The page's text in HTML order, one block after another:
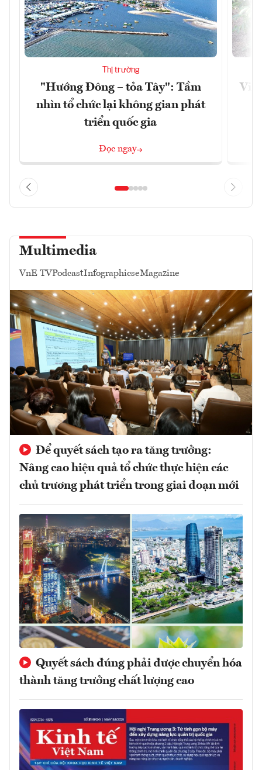
Thị trường
"Hướng Đông – tỏa Tây": Tầm
nhìn tổ chức lại không gian phát
triển quốc gia
Đọc ngay
Multimedia
VnE TVPodcastInfographicseMagazine
Để quyết sách tạo ra tăng trưởng:
Nâng cao hiệu quả tổ chức thực hiện các
chủ trương phát triển trong giai đoạn mới
Quyết sách đúng phải được chuyển hóa
thành tăng trưởng chất lượng cao